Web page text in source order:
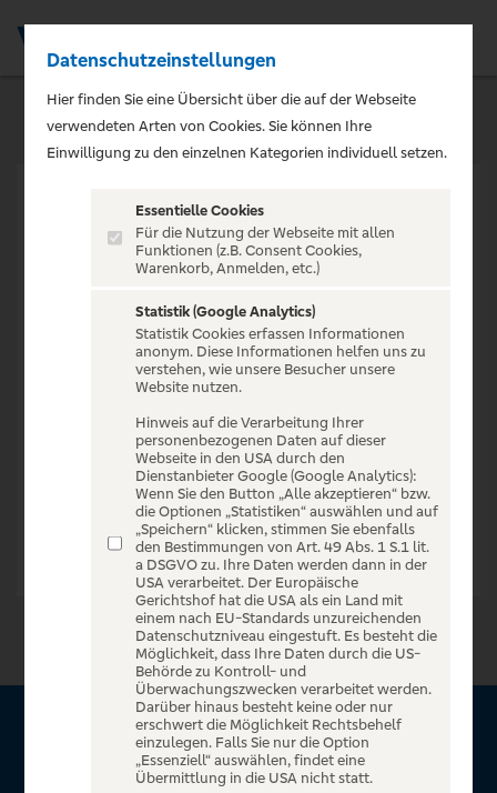
VERANSTALTUNG NICHT
GEFUNDEN
Zur Startseite
Über VR Entertain
Datenschutzeinstellungen
Hier finden Sie eine Übersicht über die auf der Webseite
verwendeten Arten von Cookies. Sie können Ihre
Einwilligung zu den einzelnen Kategorien individuell setzen.
Essentielle Cookies
Für die Nutzung der Webseite mit allen
Funktionen (z.B. Consent Cookies,
Warenkorb, Anmelden, etc.)
Statistik (Google Analytics)
Statistik Cookies erfassen Informationen
anonym. Diese Informationen helfen uns zu
verstehen, wie unsere Besucher unsere
Website nutzen.
Hinweis auf die Verarbeitung Ihrer
personenbezogenen Daten auf dieser
Webseite in den USA durch den
Dienstanbieter Google (Google Analytics):
Wenn Sie den Button „Alle akzeptieren“ bzw.
die Optionen „Statistiken“ auswählen und auf
„Speichern“ klicken, stimmen Sie ebenfalls
den Bestimmungen von Art. 49 Abs. 1 S.1 lit.
a DSGVO zu. Ihre Daten werden dann in der
USA verarbeitet. Der Europäische
Gerichtshof hat die USA als ein Land mit
einem nach EU-Standards unzureichenden
Datenschutzniveau eingestuft. Es besteht die
Möglichkeit, dass Ihre Daten durch die US-
Behörde zu Kontroll- und
Überwachungszwecken verarbeitet werden.
Darüber hinaus besteht keine oder nur
erschwert die Möglichkeit Rechtsbehelf
einzulegen. Falls Sie nur die Option
„Essenziell“ auswählen, findet eine
Übermittlung in die USA nicht statt.